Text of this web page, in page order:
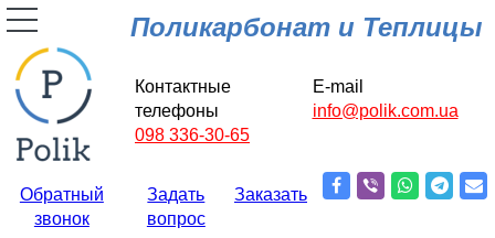
Поликарбонат и Теплицы
Контактные
телефоны
098 336-30-65
E-mail
info@polik.com.ua
Обратный
звонок
Задать
вопрос
Заказать